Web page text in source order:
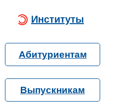
Институты
Абитуриентам
Выпускникам